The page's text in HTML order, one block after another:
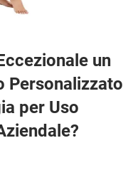
un
Personalizzato
per Uso